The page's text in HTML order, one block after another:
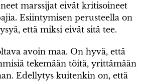
marssijat eivät kritisoineet
Esiintymisen perusteella on
että miksi eivät sitä tee.
avoin maa. On hyvä, että
tekemään töitä, yrittämään
Edellytys kuitenkin on, että